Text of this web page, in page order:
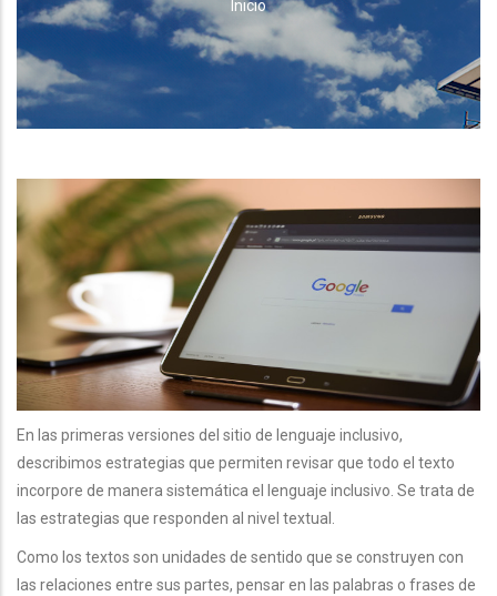
RUTA
DE
NAVEGACIÓN
Inicio
En las primeras versiones del sitio de lenguaje inclusivo,
describimos estrategias que permiten revisar que todo el texto
incorpore de manera sistemática el lenguaje inclusivo. Se trata de
las estrategias que responden al nivel textual.
Como los textos son unidades de sentido que se construyen con
las relaciones entre sus partes, pensar en las palabras o frases de